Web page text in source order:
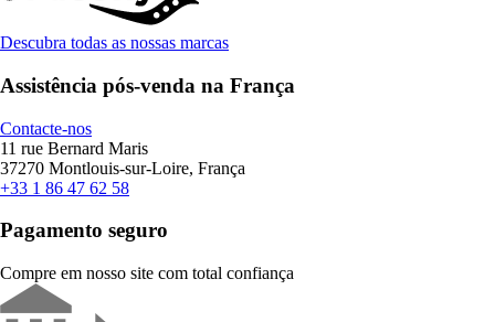
Descubra todas as nossas marcas
Assistência pós-venda na França
Contacte-nos
11 rue Bernard Maris
37270 Montlouis-sur-Loire, França
+33 1 86 47 62 58
Pagamento seguro
Compre em nosso site com total confiança